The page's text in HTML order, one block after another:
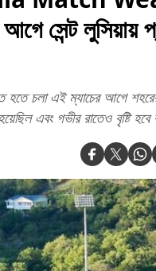
সেন্ট লুসিয়ায়
হতে চলা এই ম্যাচের আগে
এবং গভীর রাতেও বৃষ্টি